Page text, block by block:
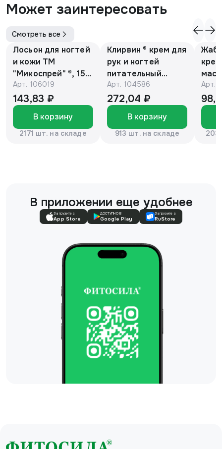
Может заинтересовать
Смотреть все
Лосьон для ногтей
и кожи ТМ
"Микоспрей" ®, 15
мл
Арт. 106019
143,83 ₽
В корзину
2171 шт. на складе
Клирвин ® крем для
рук и ногтей
питательный
против
гиперпигментации
для осветления
кожи 75 г
Арт. 104586
272,04 ₽
В корзину
913 шт. на складе
Арт.
В приложении еще удобнее
Загрузите в
App Store
ДОСТУПНО В
Google Play
Загрузите в
RuStore